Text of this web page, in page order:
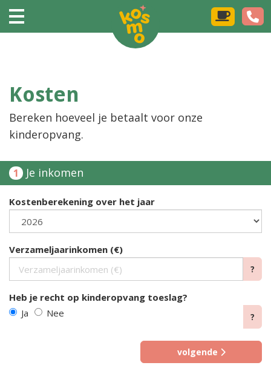
Kosten
Bereken hoeveel je betaalt voor onze
kinderopvang.
1 Je inkomen
Kostenberekening over het jaar
Verzameljaarinkomen (€)
?
Heb je recht op kinderopvang toeslag?
Ja
Nee ?
volgende